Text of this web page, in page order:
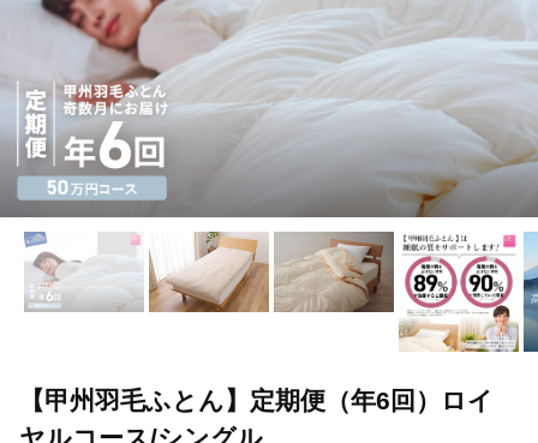
【甲州羽毛ふとん】定期便（年6回）ロイ